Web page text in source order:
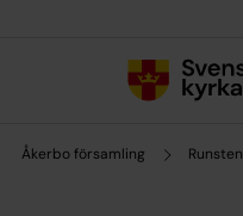
Åkerbo församling